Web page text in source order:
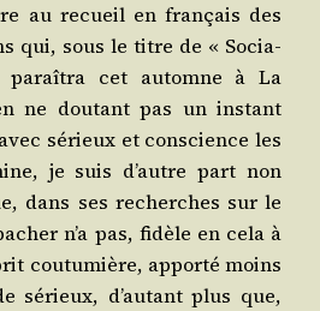
au recueil en fran­çais des
qui, sous le titre de « Socia­
cet automne à La
ne dou­tant pas un ins­tant
sérieux et conscience les
je suis d’autre part non
dans ses recherches sur le
n’a pas, fidèle en cela à
cou­tu­mière, appor­té moins
sérieux, d’autant plus que,